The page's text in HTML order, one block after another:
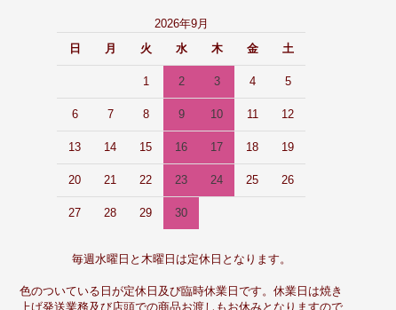
2026年9月
日
月 火 水 木 金 土
1 2 3 4 5
6 7 8 9 10 11 12
13 14 15 16 17 18 19
20 21 22 23 24 25 26
27 28 29 30
毎週水曜日と木曜日は定休日となります。
色のついている日が定休日及び臨時休業日です。休業日は焼き
上げ発送業務及び店頭での商品お渡しもお休みとなりますので